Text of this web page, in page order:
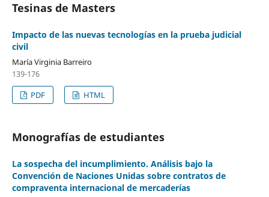
Tesinas de Masters
Impacto de las nuevas tecnologías en la prueba judicial
civil
María Virginia Barreiro
139-176
PDF
HTML
Monografías de estudiantes
La sospecha del incumplimiento. Análisis bajo la
Convención de Naciones Unidas sobre contratos de
compraventa internacional de mercaderías